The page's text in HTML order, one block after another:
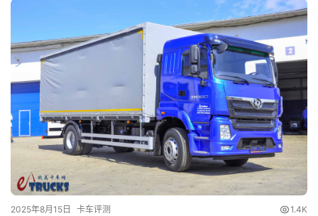
频
题
社
区
注册
2025年8月15日 卡车评测 1.4K